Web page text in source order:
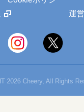
運
2026 Cheery, All Rights